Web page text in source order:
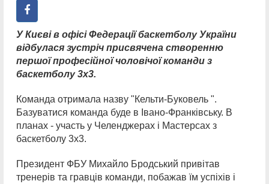
У Києві в офісі Федерації баскетболу України
відбулася зустріч присвячена створенню
першої професійної чоловічої команди з
баскетболу 3х3.
Команда отримала назву "Кельти-Буковель ".
Базуватися команда буде в Івано-Франківську. В
планах - участь у Челенджерах і Мастерсах з
баскетболу 3х3.
Президент ФБУ Михайло Бродський привітав
тренерів та гравців команди, побажав їм успіхів і